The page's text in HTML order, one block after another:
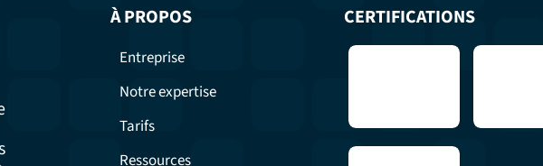
À PROPOS
Entreprise
Notre expertise
Tarifs
Ressources
CERTIFICATIONS